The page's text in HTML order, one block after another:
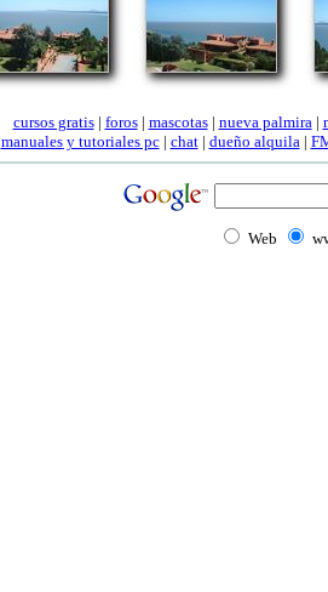
cursos gratis| foros| mascotas| nueva palmira|
manualesy tutoriales pc| chat| dueño alquila|
Web